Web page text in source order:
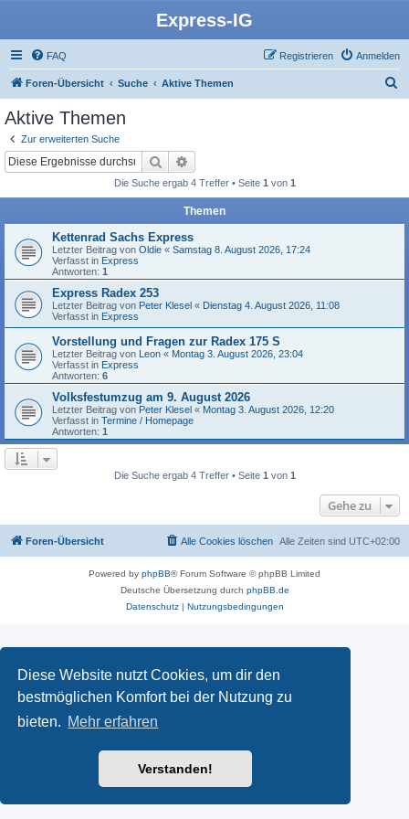
Diese Website nutzt Cookies, um dir den
bestmöglichen Komfort bei der Nutzung zu
bieten. Mehr erfahren
Verstanden!
Express-IG
FAQ Anmelden
Registrieren
Foren-Übersicht Suche Aktive Themen
Aktive Themen
Zur erweiterten Suche
Suche
Die Suche ergab 4 Treffer • Seite 1 von 1
Themen
Kettenrad Sachs Express
Letzter Beitrag von Oldie « Samstag 8. August 2026, 17:24
Verfasst in Express
Antworten: 1
Express Radex 253
Letzter Beitrag von Peter Klesel « Dienstag 4. August 2026, 11:08
Verfasst in Express
Vorstellung und Fragen zur Radex 175 S
Letzter Beitrag von Leon « Montag 3. August 2026, 23:04
Verfasst in Express
Antworten: 6
Volksfestumzug am 9. August 2026
Letzter Beitrag von Peter Klesel « Montag 3. August 2026, 12:20
Verfasst in Termine / Homepage
Antworten: 1
Die Suche ergab 4 Treffer • Seite 1 von 1
Gehe zu
Foren-Übersicht Alle Zeiten sind UTC+02:00
Alle Cookies löschen
Powered by phpBB® Forum Software © phpBB Limited
Deutsche Übersetzung durch phpBB.de
Datenschutz| Nutzungsbedingungen